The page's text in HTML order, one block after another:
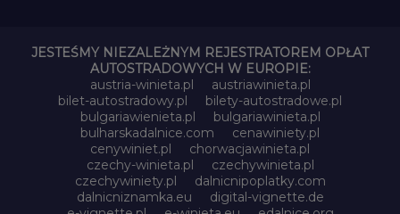
JESTEŚMY NIEZALEŻNYM REJESTRATOREM OPŁAT
AUTOSTRADOWYCH W EUROPIE:
austria-winieta.pl
austriawinieta.pl
bilet-autostradowy.pl
bilety-autostradowe.pl
bulgariawienieta.pl
bulgariawinieta.pl
bulharskadalnice.com
cenawiniety.pl
cenywiniet.pl
chorwacjawinieta.pl
czechy-winieta.pl
czechywinieta.pl
czechywiniety.pl
dalnicnipoplatky.com
dalnicniznamka.eu
digital-vignette.de